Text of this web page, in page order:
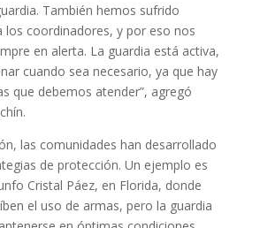
También hemos sufrido
los coordinadores, y por eso nos
en alerta. La guardia está activa,
cuando sea necesario, ya que hay
que debemos atender”, agregó
las comunidades han desarrollado
de protección. Un ejemplo es
Cristal Páez, en Florida, donde
el uso de armas, pero la guardia